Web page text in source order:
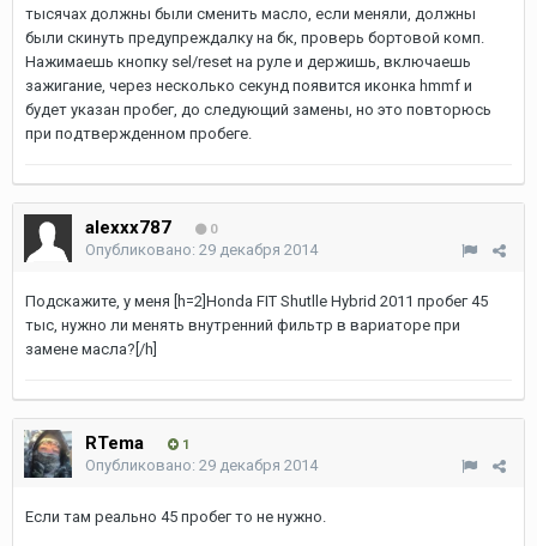
тысячах должны были сменить масло, если меняли, должны
были скинуть предупреждалку на бк, проверь бортовой комп.
Нажимаешь кнопку sel/reset на руле и держишь, включаешь
зажигание, через несколько секунд появится иконка hmmf и
будет указан пробег, до следующий замены, но это повторюсь
при подтвержденном пробеге.
alexxx787 0
Опубликовано: 29 декабря 2014
Подскажите, у меня [h=2]Honda FIT Shutlle Hybrid 2011 пробег 45
тыс, нужно ли менять внутренний фильтр в вариаторе при
замене масла?[/h]
RTema 1
Опубликовано: 29 декабря 2014
Если там реально 45 пробег то не нужно.